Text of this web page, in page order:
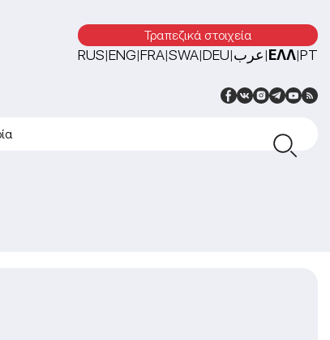
Τραπεζικά στοιχεία
RUS|ENG|FRA|SWA|DEU|عرب|ΕΛΛ|PT